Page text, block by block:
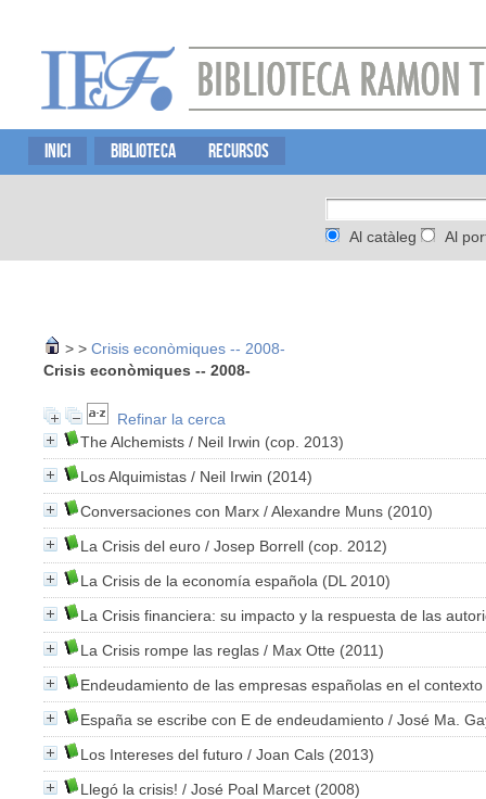
> > Crisis econòmiques -- 2008-
Crisis econòmiques -- 2008-
Refinar la cerca
The Alchemists / Neil Irwin (cop. 2013)
Los Alquimistas / Neil Irwin (2014)
Conversaciones con Marx / Alexandre Muns (2010)
La Crisis del euro / Josep Borrell (cop. 2012)
La Crisis de la economía española (DL 2010)
La Crisis financiera: su impacto y la respuesta de las
La Crisis rompe las reglas / Max Otte (2011)
Endeudamiento de las empresas españolas en el
España se escribe con E de endeudamiento / José Ma.
Los Intereses del futuro / Joan Cals (2013)
Llegó la crisis! / José Poal Marcet (2008)
INICI BIBLIOTECA RECURSOS
Al catàleg Al